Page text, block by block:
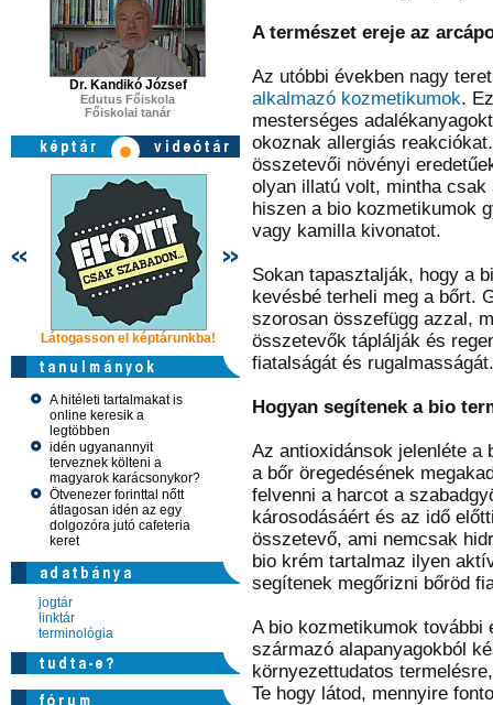
Dr. Kandikó József
Edutus Főiskola
Főiskolai tanár
Látogasson el képtárunkba! Látogasson el képtárunkba! Látogasson
A hitéleti tartalmakat is
online keresik a
legtöbben
idén ugyanannyit
terveznek költeni a
magyarok karácsonykor?
Ötvenezer forinttal nőtt
átlagosan idén az egy
dolgozóra jutó cafeteria
keret
jogtár
linktár
terminológia
A természet ereje az
Az utóbbi években nagy
alkalmazó kozmetikumok.
mesterséges
okoznak allergiás
összetevői növényi
olyan illatú volt, mintha csak
hiszen a bio kozmetikumok
vagy kamilla kivonatot.
Sokan tapasztalják, hogy a
kevésbé terheli meg a bőrt.
szorosan összefügg azzal,
összetevők táplálják és
fiatalságát és rugalmasságát.
Hogyan segítenek a bio
Az antioxidánsok jelenléte a
a bőr öregedésének
felvenni a harcot a
károsodásáért és az idő
összetevő, ami nemcsak
bio krém tartalmaz ilyen
segítenek megőrizni bőröd
A bio kozmetikumok további
származó alapanyagokból
környezettudatos
Te hogy látod, mennyire